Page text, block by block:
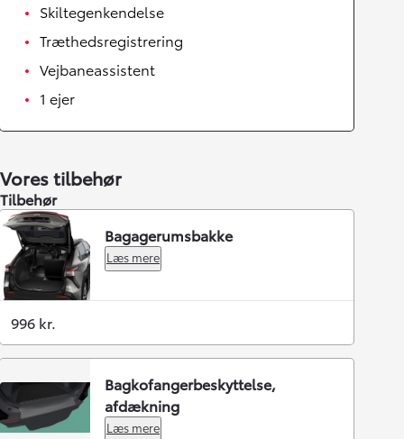
Skiltegenkendelse
Træthedsregistrering
Vejbaneassistent
1 ejer
Vores tilbehør
Tilbehør
Bagagerumsbakke
Læs mere
996 kr.
Bagkofangerbeskyttelse,
afdækning
Læs mere